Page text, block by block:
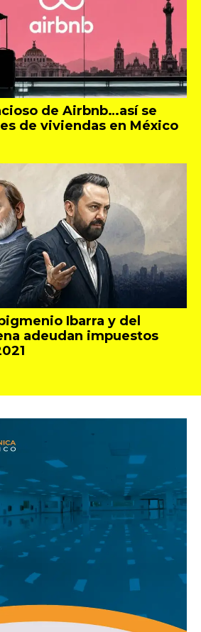
de Airbnb…así se
de viviendas en México
Ibarra y del
adeudan impuestos